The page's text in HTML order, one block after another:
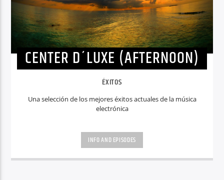
CENTER D´LUXE (AFTERNOON)
ÉXITOS
Una selección de los mejores éxitos actuales de la música
electrónica
INFO AND EPISODES